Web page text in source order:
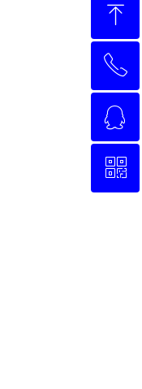
ꁸ
回到顶部
ꂅ
ꁗ
QQ客服
ꀥ